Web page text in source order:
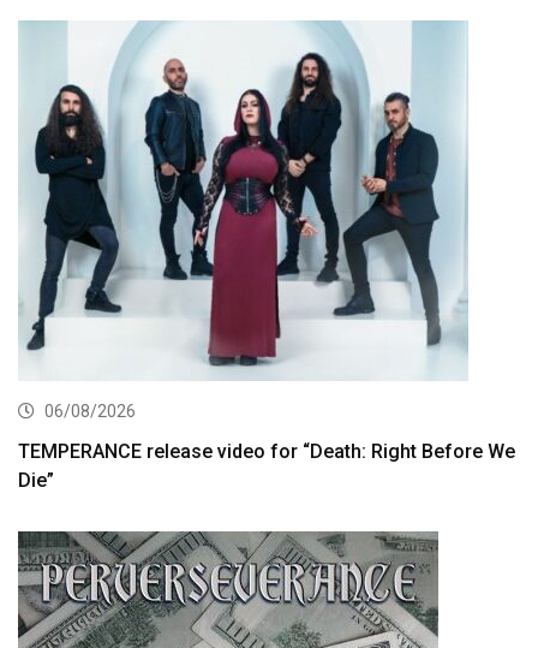
06/08/2026
TEMPERANCE release video for “Death: Right Before We
Die”